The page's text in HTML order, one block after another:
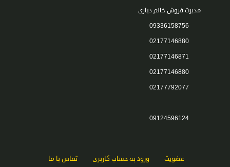
مدیرت فروش خانم دیاری
09336158756
02177146880
02177146871
02177146880
02177792077
09124596124
عضویت ورود به حساب کاربری تماس با ما